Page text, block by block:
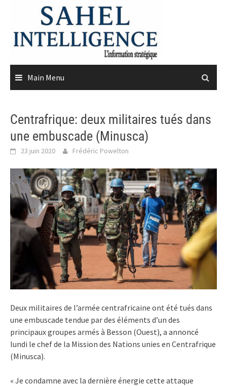
content
Main Menu
Centrafrique: deux militaires tués dans
une embuscade (Minusca)
23 juin 2020 Frédéric Powelton
Deux militaires de l’armée centrafricaine ont été tués dans
une embuscade tendue par des éléments d’un des
principaux groupes armés à Besson (Ouest), a annoncé
lundi le chef de la Mission des Nations unies en Centrafrique
(Minusca).
« Je condamne avec la dernière énergie cette attaque